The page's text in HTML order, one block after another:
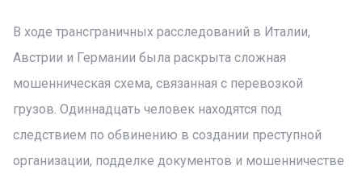
В ходе трансграничных расследований в Италии,
Австрии и Германии была раскрыта сложная
мошенническая схема, связанная с перевозкой
грузов. Одиннадцать человек находятся под
следствием по обвинению в создании преступной
организации, подделке документов и мошенничестве